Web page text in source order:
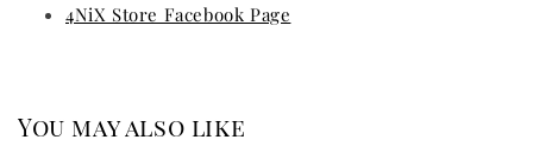
4NiX Store Facebook Page
You may also like